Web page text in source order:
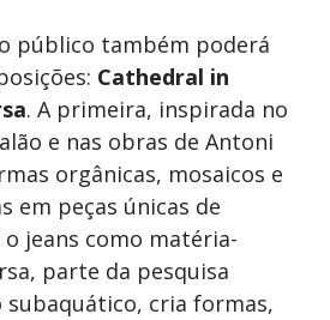
público também poderá
Cathedral in
. A primeira, inspirada no
e nas obras de Antoni
orgânicas, mosaicos e
em peças únicas de
jeans como matéria-
parte da pesquisa
subaquático, cria formas,